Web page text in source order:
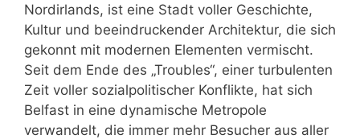
Nordirlands, ist eine Stadt voller Geschichte,
Kultur und beeindruckender Architektur, die sich
gekonnt mit modernen Elementen vermischt.
Seit dem Ende des „Troubles“, einer turbulenten
Zeit voller sozialpolitischer Konflikte, hat sich
Belfast in eine dynamische Metropole
verwandelt, die immer mehr Besucher aus aller